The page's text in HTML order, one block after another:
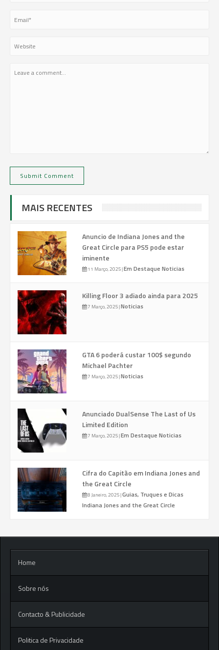
MAIS RECENTES
Anuncio de Indiana Jones and the
Great Circle para PS5 pode estar
iminente
11 Março, 2025|Em Destaque Noticias
Killing Floor 3 adiado ainda para 2025
7 Março, 2025|Noticias
GTA 6 poderá custar 100$ segundo
Michael Pachter
7 Março, 2025|Noticias
Anunciado DualSense The Last of Us
Limited Edition
7 Março, 2025|Em Destaque Noticias
Cifra do Capitão em Indiana Jones and
the Great Circle
8 Janeiro, 2025|Guias, Truques e Dicas
Indiana Jones and the Great Circle
Home
Sobre nós
Contacto & Publicidade
Politica de Privacidade